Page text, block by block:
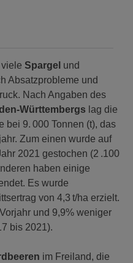
Spargel und
Absatzprobleme und
Nach Angaben des
Württembergs lag die
bei 9. 000 Tonnen (t), das
Zum einen wurde auf
2021 gestochen (2 .100
haben einige
Es wurde
von 4,3 t/ha erzielt.
und 9,9% weniger
bis 2021).
im Freiland, die